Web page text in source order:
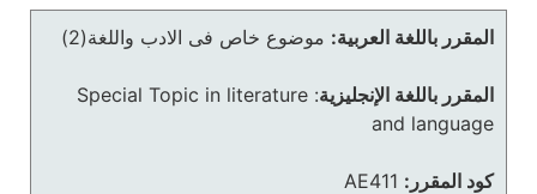
المقرر باللغة العربية: موضوع خاص فى الادب واللغة(2)
المقرر باللغة الإنجليزية:
Special Topic in literature
and language
كود المقرر: AE411